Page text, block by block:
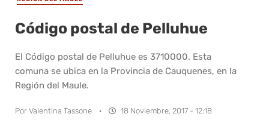
Código postal de Pelluhue
El Código postal de Pelluhue es 3710000. Esta
comuna se ubica en la Provincia de Cauquenes, en la
Región del Maule.
Por Valentina Tassone · 18 Noviembre, 2017 - 12:18